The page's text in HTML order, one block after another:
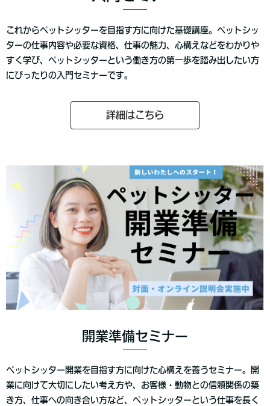
これからペットシッターを目指す方に向けた基礎講座。ペットシッ
ターの仕事内容や必要な資格、仕事の魅力、心構えなどをわかりや
すく学び、ペットシッターという働き方の第一歩を踏み出したい方
にぴったりの入門セミナーです。
詳細はこちら
開業準備セミナー
ペットシッター開業を目指す方に向けた心構えを養うセミナー。開
業に向けて大切にしたい考え方や、お客様・動物との信頼関係の築
き方、仕事への向き合い方など、ペットシッターという仕事を長く